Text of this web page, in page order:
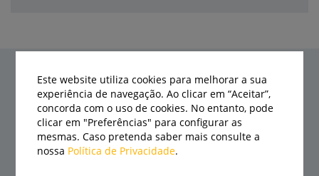
Últimas notícias
Este website utiliza cookies para melhorar a sua
experiência de navegação. Ao clicar em “Aceitar”,
concorda com o uso de cookies. No entanto, pode
clicar em "Preferências" para configurar as
mesmas. Caso pretenda saber mais consulte a
nossa Política de Privacidade.